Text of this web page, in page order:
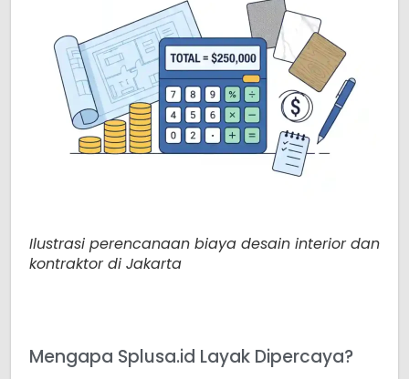
Ilustrasi perencanaan biaya desain interior dan
kontraktor di Jakarta
Mengapa Splusa.id Layak Dipercaya?